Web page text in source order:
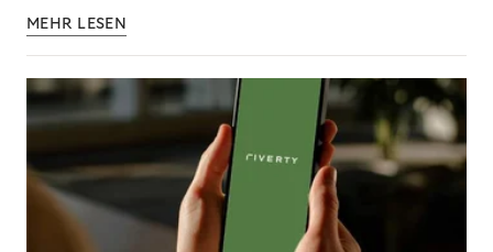
MEHR LESEN